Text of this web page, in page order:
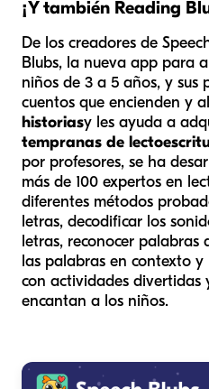
¡Y también Reading
De los creadores de
Blubs, la nueva app para
niños de 3 a 5 años, y sus
cuentos que encienden y
historiasy les ayuda a
tempranas de
por profesores, se ha
más de 100 expertos en
diferentes métodos
letras, decodificar los
letras, reconocer palabras
las palabras en contexto
con actividades divertidas
encantan a los niños.